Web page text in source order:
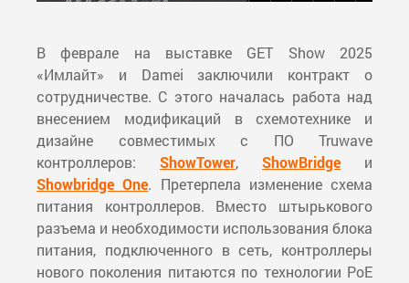
В феврале на выставке GET Show 2025
«Имлайт» и Damei заключили контракт о
сотрудничестве. С этого началась работа над
внесением модификаций в схемотехнике и
дизайне совместимых с ПО Truwave
контроллеров: ShowTower, ShowBridge и
Showbridge One. Претерпела изменение схема
питания контроллеров. Вместо штырькового
разъема и необходимости использования блока
питания, подключенного в сеть, контроллеры
нового поколения питаются по технологии PoE